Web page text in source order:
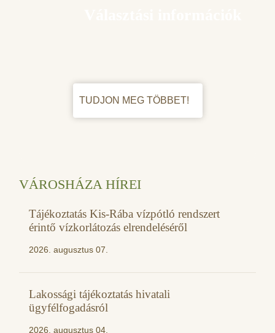
TUDJON MEG TÖBBET!
VÁROSHÁZA HÍREI
Tájékoztatás Kis-Rába vízpótló rendszert
érintő vízkorlátozás elrendeléséről
2026. augusztus 07.
Lakossági tájékoztatás hivatali
ügyfélfogadásról
2026. augusztus 04.